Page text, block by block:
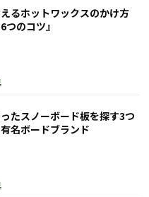
るホットワックスのかけ方
つのコツ』
たスノーボード板を探す3つ
名ボードブランド